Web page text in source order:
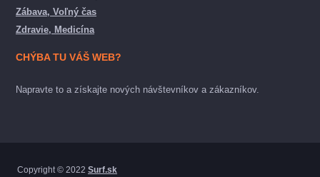
Zábava, Voľný čas
Zdravie, Medicína
CHÝBA TU VÁŠ WEB?
Napravte to a získajte nových návštevníkov a zákazníkov.
Copyright © 2022 Surf.sk